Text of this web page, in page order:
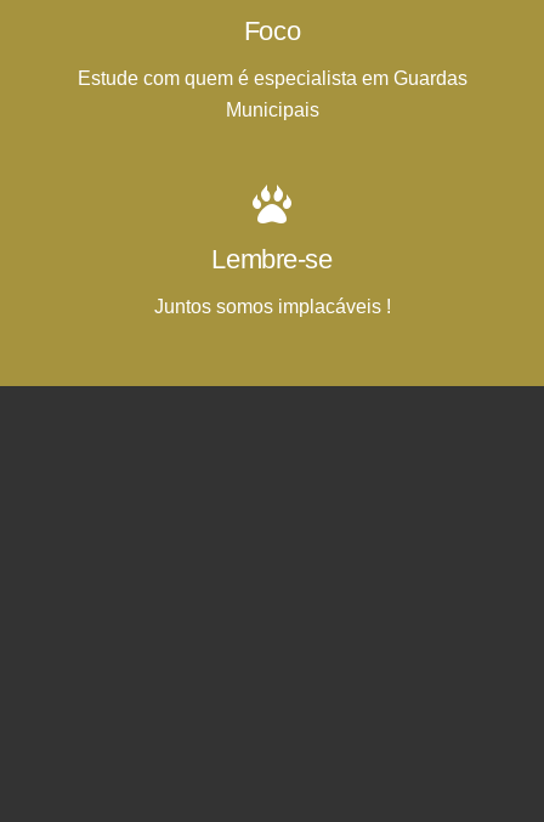
Foco
Estude com quem é especialista em Guardas
Municipais
Lembre-se
Juntos somos implacáveis !